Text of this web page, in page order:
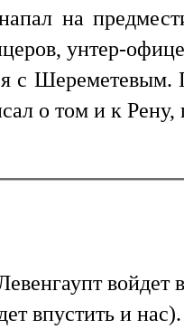
на
унтер-
с Шереметевым.
о том и к Рену,
впустить и нас).